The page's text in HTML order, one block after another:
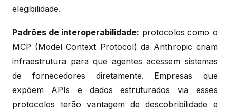
elegibilidade.
Padrões de interoperabilidade: protocolos como o
MCP (Model Context Protocol) da Anthropic criam
infraestrutura para que agentes acessem sistemas
de fornecedores diretamente. Empresas que
expõem APIs e dados estruturados via esses
protocolos terão vantagem de descobribilidade e